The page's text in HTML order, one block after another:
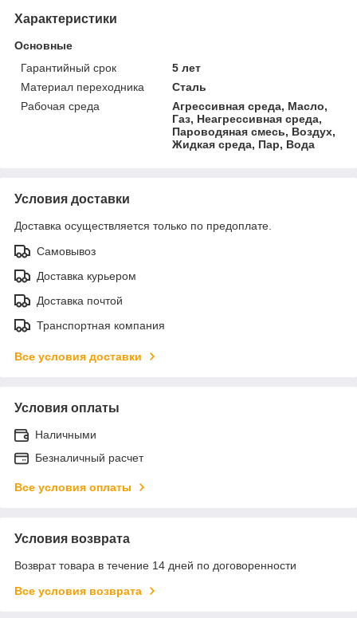
Характеристики
Основные
Гарантийный срок
5 лет
Материал переходника
Сталь
Рабочая среда
Агрессивная среда, Масло,
Газ, Неагрессивная среда,
Пароводяная смесь, Воздух,
Жидкая среда, Пар, Вода
Условия доставки
Доставка осуществляется только по предоплате.
Самовывоз
Доставка курьером
Доставка почтой
Транспортная компания
Все условия доставки
Условия оплаты
Наличными
Безналичный расчет
Все условия оплаты
Условия возврата
Возврат товара в течение 14 дней по договоренности
Все условия возврата